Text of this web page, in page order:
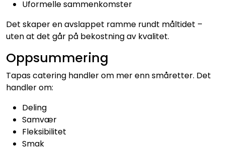
Uformelle sammenkomster
Det skaper en avslappet ramme rundt måltidet –
uten at det går på bekostning av kvalitet.
Oppsummering
Tapas catering handler om mer enn småretter. Det
handler om:
Deling
Samvær
Fleksibilitet
Smak